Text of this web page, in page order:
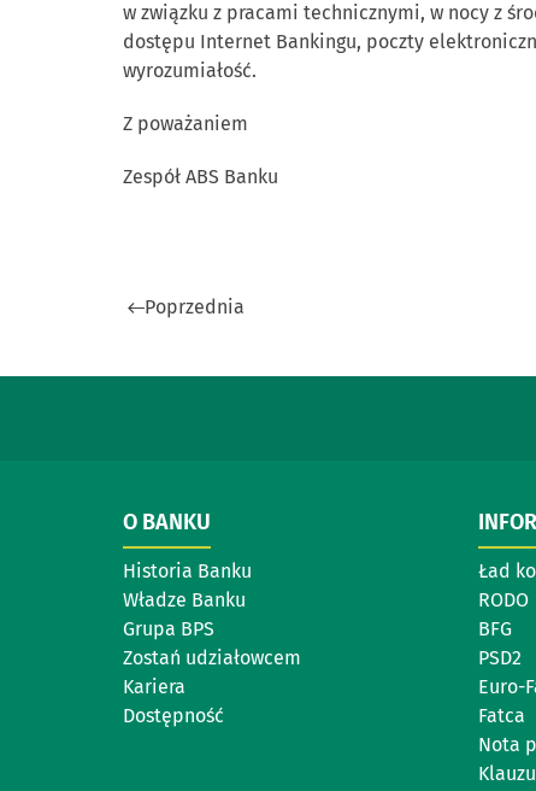
w związku z pracami technicznymi, w nocy z
dostępu Internet Bankingu, poczty
wyrozumiałość.
Z poważaniem
Zespół ABS Banku
Poprzednia
O BANKU
Historia Banku
Władze Banku
Grupa BPS
Zostań udziałowcem
Kariera
Dostępność
Ład
RODO
BFG
PSD2
Euro-
Fatca
Nota